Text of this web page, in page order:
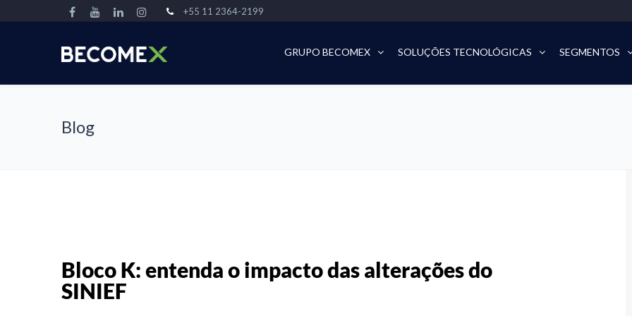
+55 11 2364-2199
GRUPO BECOMEX SOLUÇÕES TECNOLÓGICAS SEGMENTOS
Blog
Bloco K: entenda o impacto das alterações do
SINIEF